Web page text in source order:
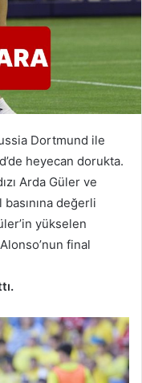
Dortmund ile
heyecan dorukta.
Arda Güler ve
değerli
yükselen
final